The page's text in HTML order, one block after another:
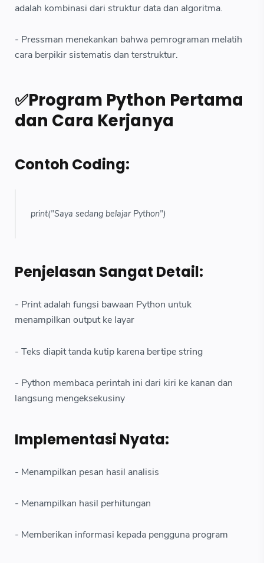
adalah kombinasi dari struktur data dan algoritma.
- Pressman menekankan bahwa pemrograman melatih
cara berpikir sistematis dan terstruktur.
✅Program Python Pertama
dan Cara Kerjanya
Contoh Coding:
print("Saya sedang belajar Python")
Penjelasan Sangat Detail:
- Print adalah fungsi bawaan Python untuk
menampilkan output ke layar
- Teks diapit tanda kutip karena bertipe string
- Python membaca perintah ini dari kiri ke kanan dan
langsung mengeksekusiny
Implementasi Nyata:
- Menampilkan pesan hasil analisis
- Menampilkan hasil perhitungan
- Memberikan informasi kepada pengguna program